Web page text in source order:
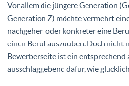
Vor allem die jüngere Generation
Generation Z) möchte vermehrt
nachgehen oder konkreter eine
einen Beruf auszuüben. Doch nicht
Bewerberseite ist ein
ausschlaggebend dafür, wie